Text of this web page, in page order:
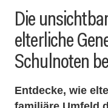
Die
elterliche
Schulnoten
Entdecke, wie